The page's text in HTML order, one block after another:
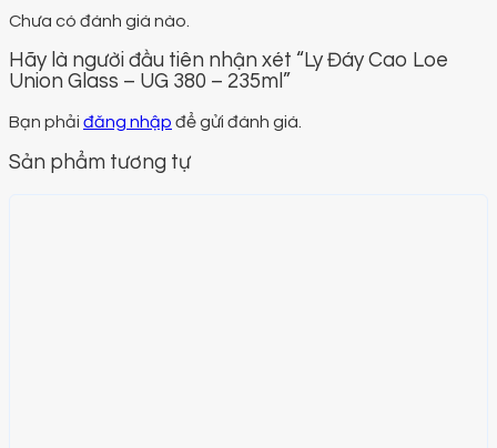
Chưa có đánh giá nào.
Hãy là người đầu tiên nhận xét “Ly Đáy Cao Loe
Union Glass – UG 380 – 235ml”
Bạn phải đăng nhập để gửi đánh giá.
Sản phẩm tương tự